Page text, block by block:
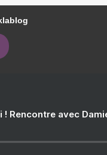
Rencontre avec